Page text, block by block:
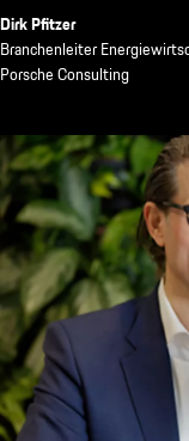
Dirk Pfitzer
Branchenleiter
Porsche Consulting